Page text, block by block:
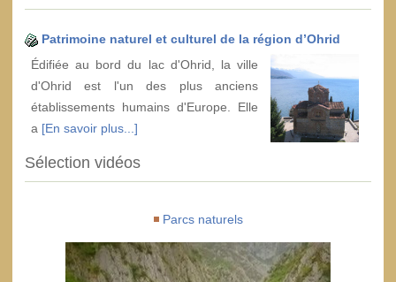
Patrimoine naturel et culturel de la région d’Ohrid
Édifiée au bord du lac d'Ohrid, la ville
d'Ohrid est l'un des plus anciens
établissements humains d'Europe. Elle
a [En savoir plus...]
Sélection vidéos
Parcs naturels